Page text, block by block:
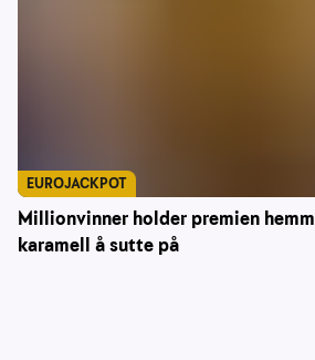
Millionvinner holder premien
karamell å sutte på
EUROJACKPOT